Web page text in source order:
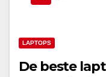
LAPTOPS
De beste